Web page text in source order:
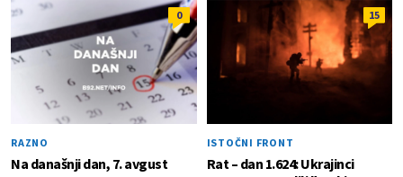
0
RAZNO
Na današnji dan, 7. avgust
15
ISTOČNI FRONT
Rat – dan 1.624: Ukrajinci